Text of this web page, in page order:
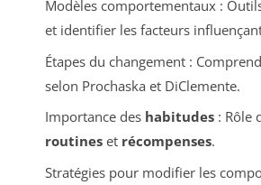
Modèles comportementaux :
et identifier les facteurs
Étapes du changement :
selon Prochaska et DiClemente.
Importance des habitudes: Rôle
routineset récompenses.
Stratégies pour modifier les